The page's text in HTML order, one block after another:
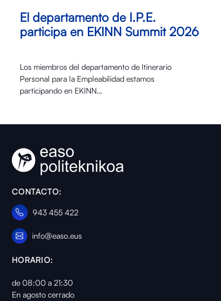
El departamento de I.P.E.
participa en EKINN Summit 2026
Los miembros del departamento de Itinerario
Personal para la Empleabilidad estamos
participando en EKINN…
CONTACTO:
943 455 422
info@easo.eus
HORARIO:
de 08:00 a 21:30
En agosto cerrado